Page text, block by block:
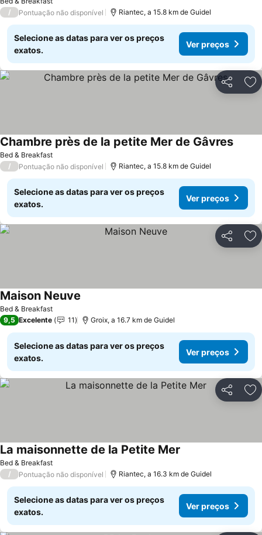
/
Pontuação não disponível Riantec, a 15.8 km de Guidel
Selecione as datas para ver os preços
exatos.
Ver preços
Partilhar
Bed & Breakfast
Chambre près de la petite Mer de Gâvres
/ Pontuação não disponível Riantec, a 15.8 km de Guidel
Selecione as datas para ver os preços
exatos.
Ver preços
Partilhar
Bed & Breakfast
Maison Neuve
9,5 Excelente 11 Groix, a 16.7 km de Guidel
Selecione as datas para ver os preços
exatos.
Ver preços
Partilhar
Bed & Breakfast
La maisonnette de la Petite Mer
/ Pontuação não disponível Riantec, a 16.3 km de Guidel
Selecione as datas para ver os preços
exatos.
Ver preços